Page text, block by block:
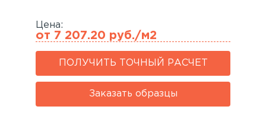
Цена:
от 7 207.20 руб./м2
ПОЛУЧИТЬ ТОЧНЫЙ РАСЧЕТ
Заказать образцы